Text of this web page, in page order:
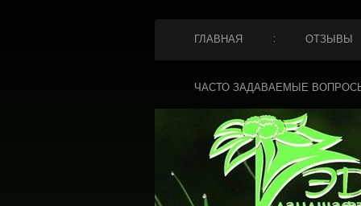
ГЛАВНАЯ ОТЗЫВЫ
ЧАСТО ЗАДАВАЕМЫЕ